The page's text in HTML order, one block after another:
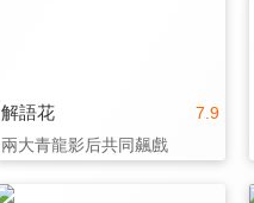
7.9
解語花
兩大青龍影后共同飆戲